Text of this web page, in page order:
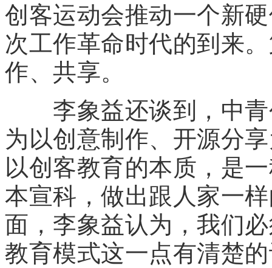
创客运动会推动一个新
次工作革命时代的到来
作、共享。
李象益还谈到，中青
为以创意制作、开源分
以创客教育的本质，是
本宣科，做出跟人家一
面，李象益认为，我们
教育模式这一点有清楚